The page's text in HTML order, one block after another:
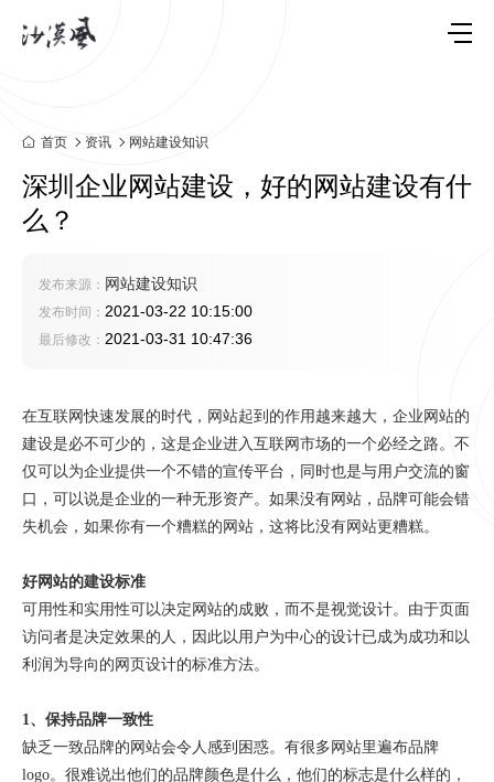
首页 资讯 网站建设知识
深圳企业网站建设，好的网站建设有什
么？
发布来源： 网站建设知识
发布时间： 2021-03-22 10:15:00
最后修改： 2021-03-31 10:47:36
在互联网快速发展的时代，网站起到的作用越来越大，企业网站的
建设是必不可少的，这是企业进入互联网市场的一个必经之路。不
仅可以为企业提供一个不错的宣传平台，同时也是与用户交流的窗
口，可以说是企业的一种无形资产。如果没有网站，品牌可能会错
失机会，如果你有一个糟糕的网站，这将比没有网站更糟糕。
好网站的建设标准
可用性和实用性可以决定网站的成败，而不是视觉设计。由于页面
访问者是决定效果的人，因此以用户为中心的设计已成为成功和以
利润为导向的网页设计的标准方法。
1、保持品牌一致性
缺乏一致品牌的网站会令人感到困惑。有很多网站里遍布品牌
logo。很难说出他们的品牌颜色是什么，他们的标志是什么样的，